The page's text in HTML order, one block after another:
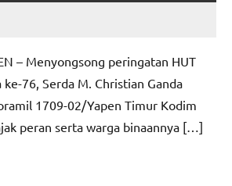
– Menyongsong peringatan HUT
76, Serda M. Christian Ganda
1709-02/Yapen Timur Kodim
peran serta warga binaannya […]